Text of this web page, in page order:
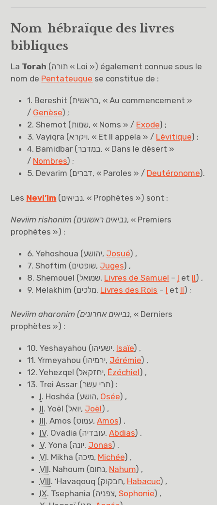
Nom hébraïque des livres
bibliques
La Torah (תורה « Loi ») également connue sous le
nom de Pentateuque se constitue de :
1. Bereshit (בראשית, « Au commencement »
/ Genèse) ;
2.Shemot (שמות, « Noms » / Exode) ;
3.Vayiqra (ויקרא, « Et Il appela » / Lévitique) ;
4. Bamidbar (במדבר, « Dans le désert »
/ Nombres) ;
5. Devarim (דברים, « Paroles » / Deutéronome).
Les Nevi’im (נביאים, « Prophètes ») sont :
Neviim rishonim (נביאים ראשונים, « Premiers
prophètes ») :
6. Yehoshoua (יהושע, Josué) ,
7.Shoftim (שופטים, Juges) ,
8. Shemouel (שמואל, Livres de Samuel – I et II) ,
9. Melakhim (מלכים, Livres des Rois – I et II) ;
Neviim aharonim (נביאים אחרונים, « Derniers
prophètes ») :
10. Yeshayahou (ישעיהו, Isaïe) ,
11. Yrmeyahou (ירמיהו, Jérémie) ,
12. Yehezqel (יחזקאל, Ézéchiel) ,
13. Trei Assar (תרי עשר) :
I. Hoshéa (הושע, Osée) ,
II. Yoël (יואל, Joël) ,
III. Amos (עמוס, Amos) ,
IV. Ovadia (עובדיה, Abdias) ,
V. Yona (יונה, Jonas) ,
VI. Mikha (מיכה, Michée) ,
VII. Nahoum (נחום, Nahum) ,
VIII. ‘Havaqouq (חבקוק, Habacuc) ,
IX. Tsephania (צפניה, Sophonie) ,